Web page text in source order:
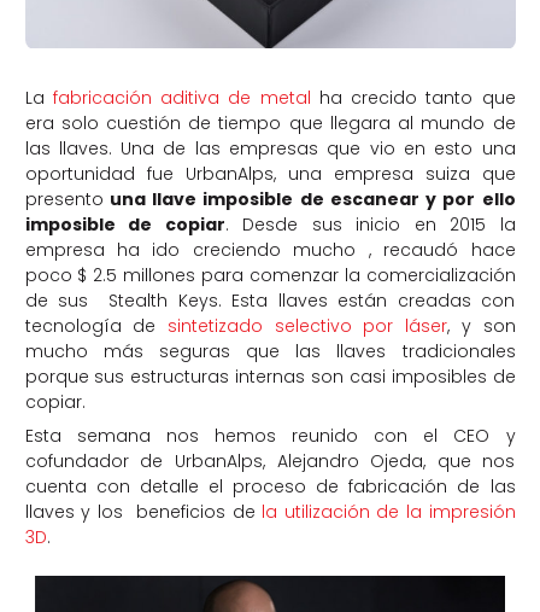
La fabricación aditiva de metal ha crecido tanto que
era solo cuestión de tiempo que llegara al mundo de
las llaves. Una de las empresas que vio en esto una
oportunidad fue UrbanAlps, una empresa suiza que
presento una llave imposible de escanear y por ello
imposible de copiar. Desde sus inicio en 2015 la
empresa ha ido creciendo mucho , recaudó hace
poco $ 2.5 millones para comenzar la comercialización
de sus Stealth Keys. Esta llaves están creadas con
tecnología de sintetizado selectivo por láser, y son
mucho más seguras que las llaves tradicionales
porque sus estructuras internas son casi imposibles de
copiar.
Esta semana nos hemos reunido con el CEO y
cofundador de UrbanAlps, Alejandro Ojeda, que nos
cuenta con detalle el proceso de fabricación de las
llaves y los beneficios de la utilización de la impresión
3D.